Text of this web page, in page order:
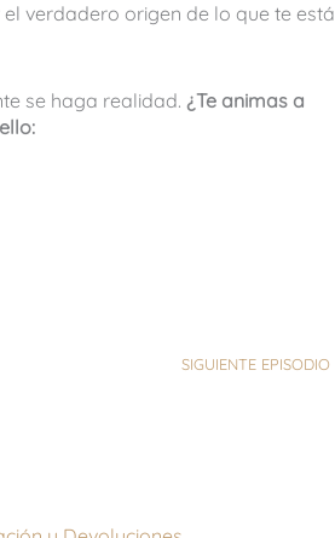
verdadero origen de lo que te está
se haga realidad. ¿Te animas a
SIGUIENTE EPISODIO